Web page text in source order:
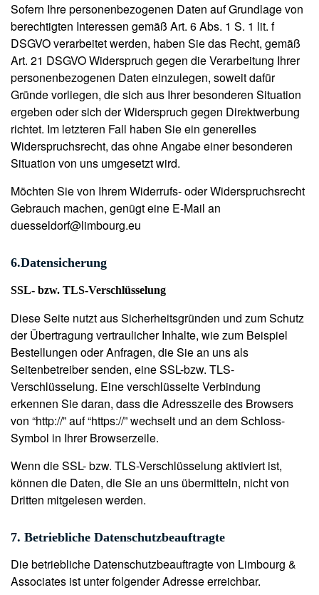
Sofern Ihre personenbezogenen Daten auf Grundlage von
berechtigten Interessen gemäß Art. 6 Abs. 1 S. 1 lit. f
DSGVO verarbeitet werden, haben Sie das Recht, gemäß
Art. 21 DSGVO Widerspruch gegen die Verarbeitung Ihrer
personenbezogenen Daten einzulegen, soweit dafür
Gründe vorliegen, die sich aus Ihrer besonderen Situation
ergeben oder sich der Widerspruch gegen Direktwerbung
richtet. Im letzteren Fall haben Sie ein generelles
Widerspruchsrecht, das ohne Angabe einer besonderen
Situation von uns umgesetzt wird.
Möchten Sie von Ihrem Widerrufs- oder Widerspruchsrecht
Gebrauch machen, genügt eine E-Mail an
duesseldorf@limbourg.eu
6.Datensicherung
SSL- bzw. TLS-Verschlüsselung
Diese Seite nutzt aus Sicherheitsgründen und zum Schutz
der Übertragung vertraulicher Inhalte, wie zum Beispiel
Bestellungen oder Anfragen, die Sie an uns als
Seitenbetreiber senden, eine SSL-bzw. TLS-
Verschlüsselung. Eine verschlüsselte Verbindung
erkennen Sie daran, dass die Adresszeile des Browsers
von “http://” auf “https://” wechselt und an dem Schloss-
Symbol in Ihrer Browserzeile.
Wenn die SSL- bzw. TLS-Verschlüsselung aktiviert ist,
können die Daten, die Sie an uns übermitteln, nicht von
Dritten mitgelesen werden.
7. Betriebliche Datenschutzbeauftragte
Die betriebliche Datenschutzbeauftragte von Limbourg &
Associates ist unter folgender Adresse erreichbar.